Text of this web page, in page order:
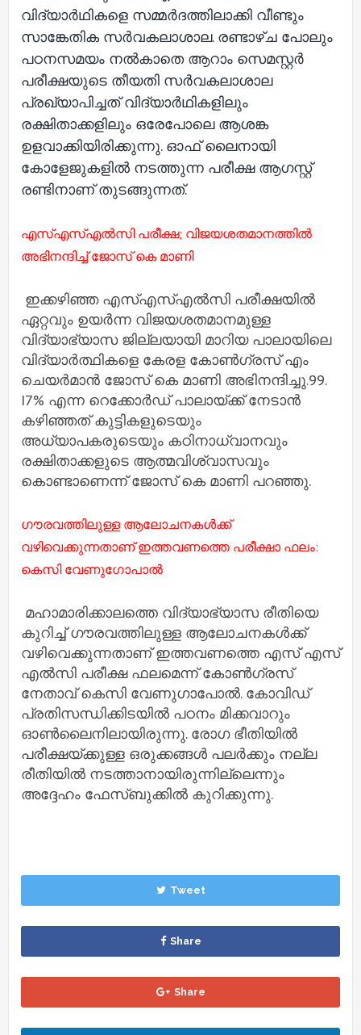
വിദ്യാര്‍ഥികളെ സമ്മര്‍ദത്തിലാക്കി വീണ്ടും
സാങ്കേതിക സര്‍വകലാശാല. രണ്ടാഴ്ച പോലും
പഠനസമയം നല്‍കാതെ ആറാം സെമസ്റ്റര്‍
പരീക്ഷയുടെ തീയതി സര്‍വകലാശാല
പ്രഖ്യാപിച്ചത് വിദ്യാര്‍ഥികളിലും
രക്ഷിതാക്കളിലും ഒരേപോലെ ആശങ്ക
ഉളവാക്കിയിരിക്കുന്നു. ഓഫ് ലൈനായി
കോളേജുകളില്‍ നടത്തുന്ന പരീക്ഷ ആഗസ്റ്റ്
രണ്ടിനാണ് തുടങ്ങുന്നത്.
എസ്‌എസ്‌എല്‍സി പരീക്ഷ; വിജയശതമാനത്തില്‍
അഭിനന്ദിച്ച്‌ ജോസ് കെ മാണി
ഇക്കഴിഞ്ഞ എസ്‌എസ്‌എല്‍സി പരീക്ഷയില്‍
ഏറ്റവും ഉയര്‍ന്ന വിജയശതമാനമുള്ള
വിദ്യാഭ്യാസ ജില്ലയായി മാറിയ പാലായിലെ
വിദ്യാര്‍ത്ഥികളെ കേരള കോണ്‍ഗ്രസ് എം
ചെയര്‍മാന്‍ ജോസ് കെ മാണി അഭിനന്ദിച്ചു.99.
I7% എന്ന റെക്കോര്‍ഡ്‌ പാലായ്ക്ക് നേടാന്‍
കഴിഞ്ഞത് കുട്ടികളുടെയും
അധ്യാപകരുടെയും കഠിനാധ്വാനവും
രക്ഷിതാക്കളുടെ ആത്മവിശ്വാസവും
കൊണ്ടാണെന്ന് ജോസ് കെ മാണി പറഞ്ഞു.
ഗൗരവത്തിലുള്ള ആലോചനകള്‍ക്ക്
വഴിവെക്കുന്നതാണ് ഇത്തവണത്തെ പരീക്ഷാ ഫലം:
കെസി വേണുഗോപാല്‍
മഹാമാരിക്കാലത്തെ വിദ്യാഭ്യാസ രീതിയെ
കുറിച്ച്‌ ഗൗരവത്തിലുള്ള ആലോചനകള്‍ക്ക്
വഴിവെക്കുന്നതാണ് ഇത്തവണത്തെ എസ് എസ്
എല്‍സി പരീക്ഷ ഫലമെന്ന് കോണ്‍ഗ്രസ്
നേതാവ് കെസി വേണുഗാപോല്‍. കോവിഡ്
പ്രതിസന്ധിക്കിടയില്‍ പഠനം മിക്കവാറും
ഓണ്‍‌ലൈനിലായിരുന്നു. രോഗ ഭീതിയില്‍
പരീക്ഷയ്‌ക്കുള്ള ഒരുക്കങ്ങള്‍ പലര്‍ക്കും നല്ല
രീതിയില്‍ നടത്താനായിരുന്നില്ലെന്നും
അദ്ദേഹം ഫേസ്ബുക്കില്‍ കുറിക്കുന്നു.
Tweet
Share
Share